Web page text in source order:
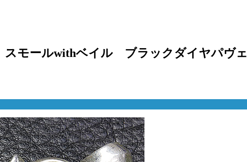
スモールwithベイル ブラックダイヤパヴェ